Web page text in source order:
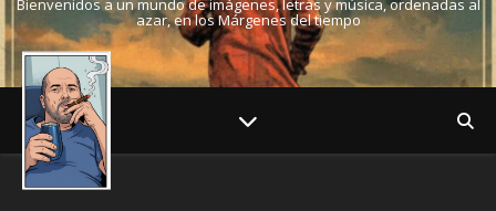
Bienvenidos a un mundo de imágenes, letras y música, ordenadas al
azar, en los Márgenes del tiempo